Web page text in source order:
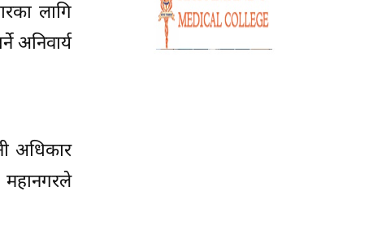
लागि
अनिवार्य
अधिकार
महानगरले